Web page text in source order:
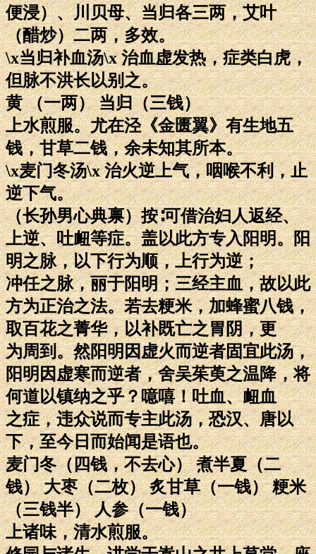
便浸）、川贝母、当归各三两，艾叶
（醋炒）二两，多效。
\x当归补血汤\x 治血虚发热，症类白虎，
但脉不洪长以别之。
黄 （一两） 当归（三钱）
上水煎服。尤在泾《金匮翼》有生地五
钱，甘草二钱，余未知其所本。
\x麦门冬汤\x 治火逆上气，咽喉不利，止
逆下气。
（长孙男心典禀）按∶可借治妇人返经、
上逆、吐衄等症。盖以此方专入阳明。阳
明之脉，以下行为顺，上行为逆；
冲任之脉，丽于阳明；三经主血，故以此
方为正治之法。若去粳米，加蜂蜜八钱，
取百花之菁华，以补既亡之胃阴，更
为周到。然阳明因虚火而逆者固宜此汤，
阳明因虚寒而逆者，舍吴茱萸之温降，将
何道以镇纳之乎？噫嘻！吐血、衄血
之症，违众说而专主此汤，恐汉、唐以
下，至今日而始闻是语也。
麦门冬（四钱，不去心） 煮半夏（二
钱） 大枣（二枚） 炙甘草（一钱） 粳米
（三钱半） 人参（一钱）
上诸味，清水煎服。